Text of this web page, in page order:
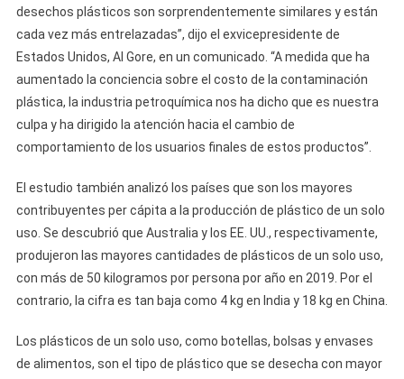
desechos plásticos son sorprendentemente similares y están
cada vez más entrelazadas”, dijo el exvicepresidente de
Estados Unidos, Al Gore, en un comunicado. “A medida que ha
aumentado la conciencia sobre el costo de la contaminación
plástica, la industria petroquímica nos ha dicho que es nuestra
culpa y ha dirigido la atención hacia el cambio de
comportamiento de los usuarios finales de estos productos”.
El estudio también analizó los países que son los mayores
contribuyentes per cápita a la producción de plástico de un solo
uso. Se descubrió que Australia y los EE. UU., respectivamente,
produjeron las mayores cantidades de plásticos de un solo uso,
con más de 50 kilogramos por persona por año en 2019. Por el
contrario, la cifra es tan baja como 4 kg en India y 18 kg en China.
Los plásticos de un solo uso, como botellas, bolsas y envases
de alimentos, son el tipo de plástico que se desecha con mayor